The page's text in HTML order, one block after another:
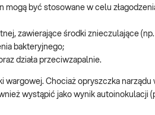
mogą być stosowane w celu
zawierające środki znieczulające
bakteryjnego;
działa przeciwzapalnie.
wargowej. Chociaż opryszczka
wystąpić jako wynik autoinokulacji